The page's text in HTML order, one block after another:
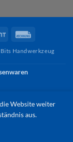
Twint
Handwerkzeug
Website weiter
aus.